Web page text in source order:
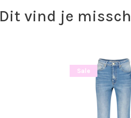
Dit vind je
Sale